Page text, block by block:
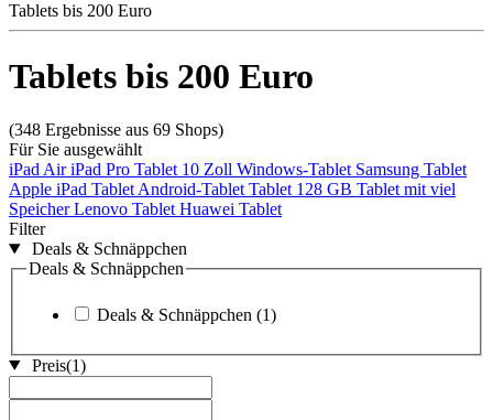
Tablets bis 200 Euro
Tablets bis 200 Euro
(348 Ergebnisse aus 69 Shops)
Für Sie ausgewählt
iPad AiriPad Pro Tablet 10 Zoll Windows-Tablet Samsung Tablet
Apple iPad Tablet Android-Tablet Tablet 128 GB Tablet mit viel
SpeicherLenovo Tablet Huawei Tablet
Filter
Deals & Schnäppchen
Deals & Schnäppchen
Deals & Schnäppchen (1)
Preis(1)